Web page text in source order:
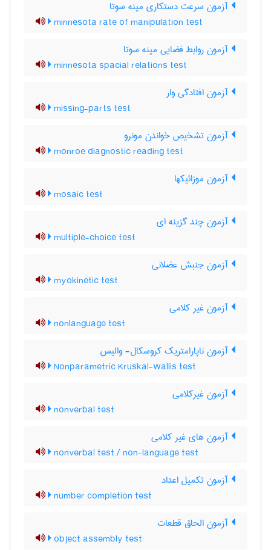
آزمون سرعت دستکاری مینه سوتا
minnesota rate of manipulation test
آزمون روابط فضایی مینه سوتا
minnesota spacial relations test
آزمون افتادگی وار
missing-parts test
آزمون تشخیص خواندن مونرو
monroe diagnostic reading test
آزمون موزائیکها
mosaic test
آزمون چند گزینه ای
multiple-choice test
آزمون جنبش عضلانی
myokinetic test
آزمون غیر کلامی
nonlanguage test
آزمون ناپارامتریک کروسکال- والیس
Nonparametric Kruskal-Wallis test
آزمون غیرکلامی
nonverbal test
آزمون های غیر کلامی
nonverbal test / non-language test
آزمون تکمیل اعداد
number completion test
آزمون الحاق قطعات
object assembly test